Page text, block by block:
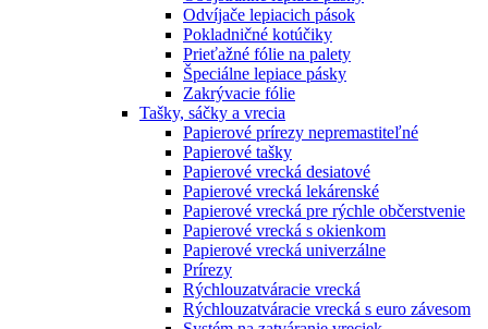
Odvíjače lepiacich pások
Pokladničné kotúčiky
Prieťažné fólie na palety
Špeciálne lepiace pásky
Zakrývacie fólie
Tašky, sáčky a vrecia
Papierové prírezy nepremastiteľné
Papierové tašky
Papierové vrecká desiatové
Papierové vrecká lekárenské
Papierové vrecká pre rýchle občerstvenie
Papierové vrecká s okienkom
Papierové vrecká univerzálne
Prírezy
Rýchlouzatváracie vrecká
Rýchlouzatváracie vrecká s euro závesom